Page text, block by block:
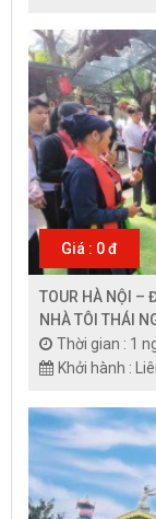
Giá : 0 đ
TOUR HÀ NỘI –
NHÀ TÔI THÁI
Thời gian : 1
Khởi hành :